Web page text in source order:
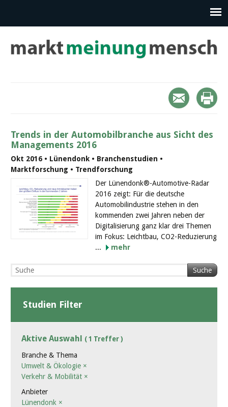
Trends in der Automobilbranche aus Sicht des
Managements 2016
Okt 2016 • Lünendonk • Branchenstudien •
Marktforschung • Trendforschung
Der Lünendonk®-Automotive-Radar
2016 zeigt: Für die deutsche
Automobilindustrie stehen in den
kommenden zwei Jahren neben der
Digitalisierung ganz klar drei Themen
im Fokus: Leichtbau, CO2-Reduzierung
...
mehr
Suche
Studien Filter
Aktive Auswahl ( 1 Treffer )
Branche & Thema
Umwelt & Ökologie ×
Verkehr & Mobilität ×
Anbieter
Lünendonk ×